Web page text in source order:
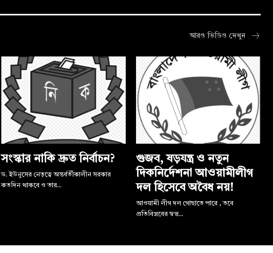
আরও ভিডিও দেখুন
সংস্কার নাকি দ্রুত নির্বাচন?
ড. ইউনুসের নেতৃত্বে অন্তর্বর্তীকালীন সরকার
কতদিন থাকবে ও তার...
গুজব, ষড়যন্ত্র ও নতুন
দিকনির্দেশনা আওয়ামীলীগ
দল হিসেবে অবৈধ নয়!
আওয়ামী লীগ দল গোছাতে পারে , তবে
প্রতিবিপ্লবের স্বপ্ন...